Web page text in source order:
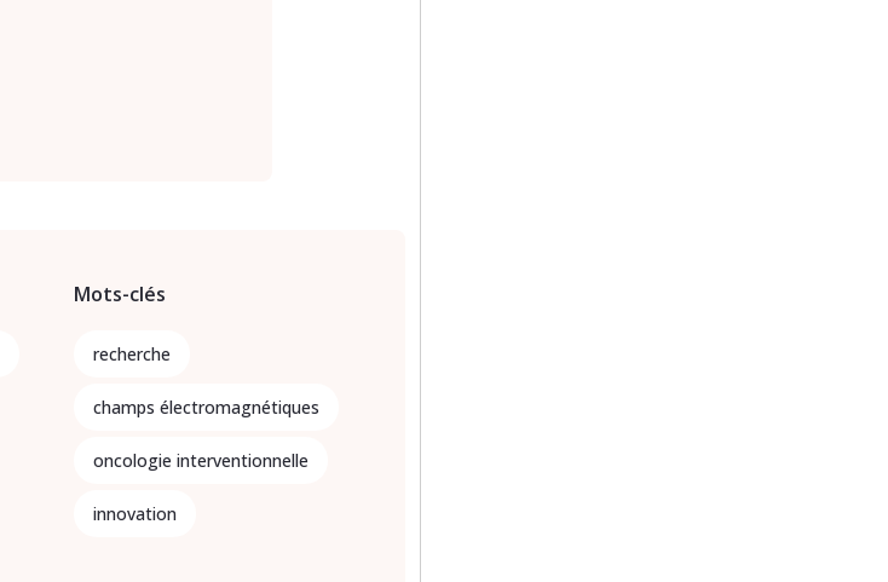
Mots-clés
recherche
champs électromagnétiques
oncologie interventionnelle
innovation